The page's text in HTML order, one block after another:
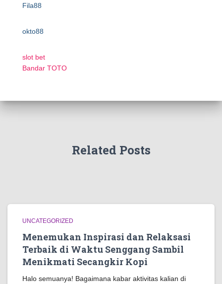
Fila88
okto88
slot bet
Bandar TOTO
Related Posts
UNCATEGORIZED
Menemukan Inspirasi dan Relaksasi
Terbaik di Waktu Senggang Sambil
Menikmati Secangkir Kopi
Halo semuanya! Bagaimana kabar aktivitas kalian di